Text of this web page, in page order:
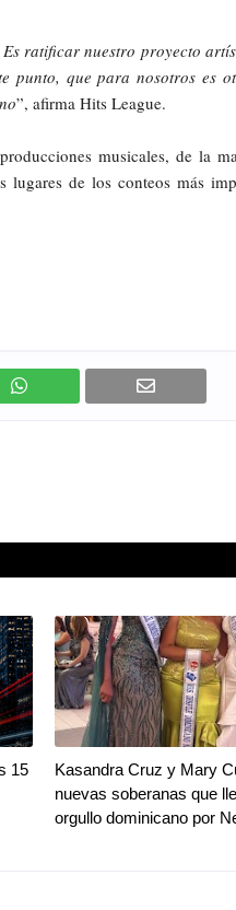
ratificar nuestro proyecto
punto, que para nosotros es
”, afirma Hits League.
musicales, de la
lugares de los conteos más
15
Kasandra Cruz y Mary
nuevas soberanas que
orgullo dominicano por